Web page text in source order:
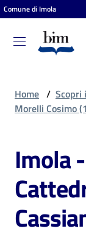
Vai al contenuto
Vai alla navigazione
Vai al footer
Comune di Imola
comunale
Cosa
puoi
fare
Home / Scopri
Morelli Cosimo
Imola